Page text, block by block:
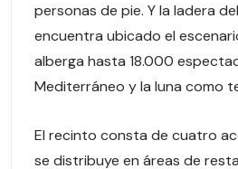
personas de pie. Y la ladera
encuentra ubicado el
alberga hasta 18.000
Mediterráneo y la luna como
El recinto consta de cuatro
se distribuye en áreas de